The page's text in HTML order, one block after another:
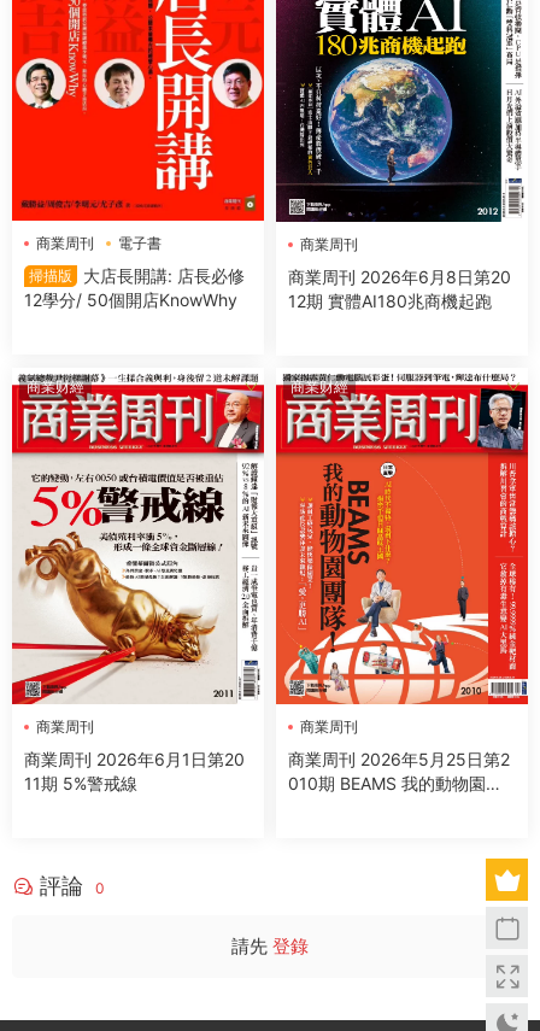
商業周刊
電子書
掃描版
大店長開講: 店長必修
12學分/ 50個開店KnowWhy
商業周刊
商業周刊 2026年6月8日第20
12期 實體AI180兆商機起跑
商業财經
商業周刊
商業周刊 2026年6月1日第20
11期 5%警戒線
商業财經
商業周刊
商業周刊 2026年5月25日第2
010期 BEAMS 我的動物園團
評論 0
請先 登錄